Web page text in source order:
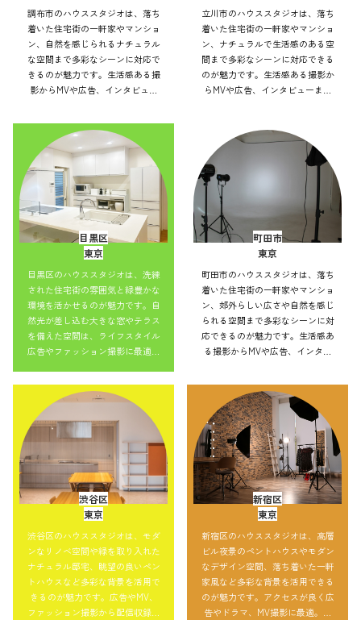
調布市のハウススタジオは、落ち
着いた住宅街の一軒家やマンショ
ン、自然を感じられるナチュラル
な空間まで多彩なシーンに対応で
きるのが魅力です。生活感ある撮
影からMVや広告、インタビュー
セス良好で効率的にバリエーショ
ン豊かな撮影を実現できます。
立川市のハウススタジオは、落ち
着いた住宅街の一軒家やマンショ
ン、ナチュラルで生活感のある空
間まで多彩なシーンに対応できる
のが魅力です。生活感ある撮影か
らMVや広告、インタビューまで
良好で効率的にバリエーション豊
かな撮影を実現できます。
目黒区
東京
目黒区のハウススタジオは、洗練
された住宅街の雰囲気と緑豊かな
環境を活かせるのが魅力です。自
然光が差し込む大きな窓やテラス
を備えた空間は、ライフスタイル
広告やファッション撮影に最適。
広い作品づくりに対応可能です。
町田市
東京
町田市のハウススタジオは、落ち
着いた住宅街の一軒家やマンショ
ン、郊外らしい広さや自然を感じ
られる空間まで多彩なシーンに対
応できるのが魅力です。生活感あ
る撮影からMVや広告、インタビ
アクセス良好で効率的にバリエー
ション豊かな撮影を実現できま
す。
渋谷区
東京
渋谷区のハウススタジオは、モダ
ンなリノベ空間や緑を取り入れた
ナチュラル邸宅、眺望の良いペン
トハウスなど多彩な背景を活用で
きるのが魅力です。広告やMV、
ファッション撮影から配信収録ま
新宿区
東京
新宿区のハウススタジオは、高層
ビル夜景のペントハウスやモダン
なデザイン空間、落ち着いた一軒
家風など多彩な背景を活用できる
のが魅力です。アクセスが良く広
告やドラマ、MV撮影に最適。自